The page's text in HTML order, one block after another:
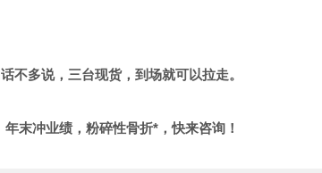
话不多说，三台现货，到场就可以拉走。
年末冲业绩， 粉碎性骨折*，快来咨询！